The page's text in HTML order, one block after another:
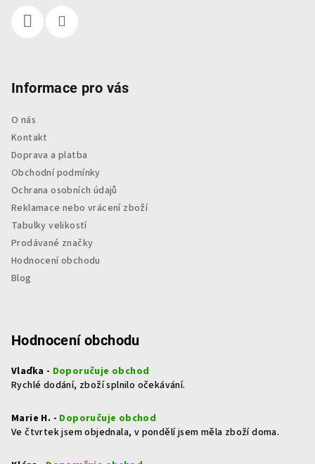
Informace pro vás
O nás
Kontakt
Doprava a platba
Obchodní podmínky
Ochrana osobních údajů
Reklamace nebo vrácení zboží
Tabulky velikostí
Prodávané značky
Hodnocení obchodu
Blog
Hodnocení obchodu
Vlaďka - Doporučuje obchod
Rychlé dodání, zboží splnilo očekávání.
Marie H. - Doporučuje obchod
Ve čtvrtek jsem objednala, v pondělí jsem měla zboží doma.